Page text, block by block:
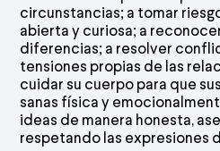
circunstancias; a tomar
abierta y curiosa; a
diferencias; a resolver
tensiones propias de las
cuidar su cuerpo para que
sanas física y
ideas de manera honesta,
respetando las expresiones